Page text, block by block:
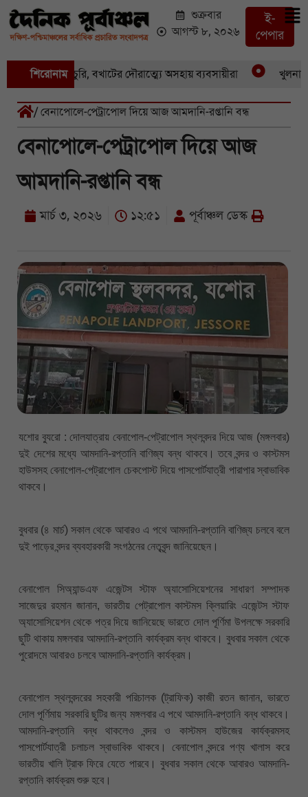
শুক্রবার
আগস্ট ৮, ২০২৬
ই-
পেপার
শিরোনাম
পর একচুরি, বখাটের দৌরাত্ম্যে অসহায় ব্যবসায়ীরা খুলনার
/ বেনাপোলে-পেট্রাপোল দিয়ে আজ আমদানি-রপ্তানি বন্ধ
বেনাপোলে-পেট্রাপোল দিয়ে আজ
আমদানি-রপ্তানি বন্ধ
মার্চ ৩, ২০২৬ ১২:৫১ পূর্বাঞ্চল ডেস্ক
যশোর ব্যুরো : দোলযাত্রায় বেনাপোল-পেট্রাপোল স্থলবন্দর দিয়ে আজ (মঙ্গলবার)
দুই দেশের মধ্যে আমদানি-রপ্তানি বাণিজ্য বন্ধ থাকবে। তবে বন্দর ও কাস্টমস
হাউসসহ বেনাপোল-পেট্রাপোল চেকপোস্ট দিয়ে পাসপোর্টযাত্রী পারাপার স্বাভাবিক
থাকবে।
বুধবার (৪ মার্চ) সকাল থেকে আবারও এ পথে আমদানি-রপ্তানি বাণিজ্য চলবে বলে
দুই পাড়ের বন্দর ব্যবহারকারী সংগঠনের নেতৃবৃন্দ জানিয়েছেন।
বেনাপোল সিঅ্যান্ডএফ এজেন্টস স্টাফ অ্যাসোসিয়েশনের সাধারণ সম্পাদক
সাজেদুর রহমান জানান, ভারতীয় পেট্রাপোল কাস্টমস ক্লিয়ারিং এজেন্টস স্টাফ
অ্যাসোসিয়েশন থেকে পত্র দিয়ে জানিয়েছে ভারতে দোল পূর্ণিমা উপলক্ষে সরকারি
ছুটি থাকায় মঙ্গলবার আমদানি-রপ্তানি কার্যক্রম বন্ধ থাকবে। বুধবার সকাল থেকে
পুরোদমে আবারও চলবে আমদানি-রপ্তানি কার্যক্রম।
বেনাপোল স্থলবন্দরের সহকারী পরিচালক (ট্রাফিক) কাজী রতন জানান, ভারতে
দোল পূর্ণিমায় সরকারি ছুটির জন্য মঙ্গলবার এ পথে আমদানি-রপ্তানি বন্ধ থাকবে।
আমদানি-রপ্তানি বন্ধ থাকলেও বন্দর ও কাস্টমস হাউজের কার্যক্রমসহ
পাসপোর্টযাত্রী চলাচল স্বাভাবিক থাকবে। বেনাপোল বন্দরে পণ্য খালাস করে
ভারতীয় খালি ট্রাক ফিরে যেতে পারবে। বুধবার সকাল থেকে আবারও আমদানি-
রপ্তানি কার্যক্রম শুরু হবে।